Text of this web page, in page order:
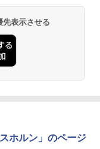
ト フルコンプ ガチ
ャ【ないぞうくん
BERETTA M9用 20
ル ピカティニーレー
ル ウィーバーレー
ガンパーツ カスタ
ウントレール アン
レール
ルベル Kar98K 排
プ カートリッジク
S.H.フィギュアー
面ライダーBLACK
布製 塗装済み
S.H.フィギュアー
ンダイ スピリッツ)
アルトリア・
みプラモデル
ィエ[カラーC] 色
MARUI) No.21 H&K
アーHOPハンドガン
ルシリーズ No.123
ートカット用) プラ
表示させる
ホルン」のページ